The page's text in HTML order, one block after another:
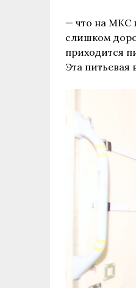
— что на МКС
слишком
приходится
Эта питьевая